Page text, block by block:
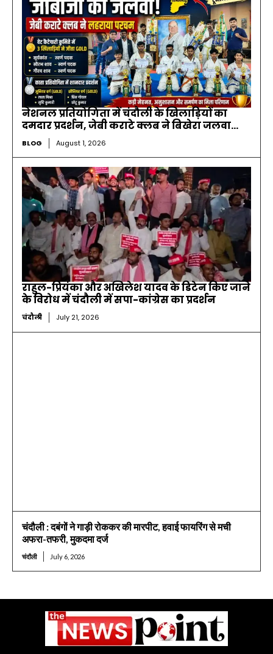
नेशनल प्रतियोगिता में चंदौली के खिलाड़ियों का
दमदार प्रदर्शन, जेबी कराटे क्लब ने बिखेरा जलवा…
BLOG August 1, 2026
राहुल-प्रियंका और अखिलेश यादव के डिटेन किए जाने
के विरोध में चंदौली में सपा-कांग्रेस का प्रदर्शन
चंदौली July 21, 2026
चंदौली : दबंगों ने गाड़ी रोककर की मारपीट, हवाई फायरिंग से मची
अफरा-तफरी, मुकदमा दर्ज
चंदौली July 6, 2026